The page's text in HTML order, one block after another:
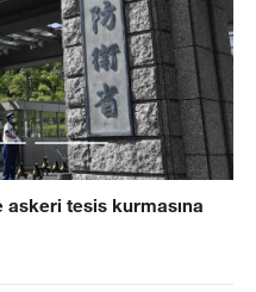
askeri tesis kurmasına